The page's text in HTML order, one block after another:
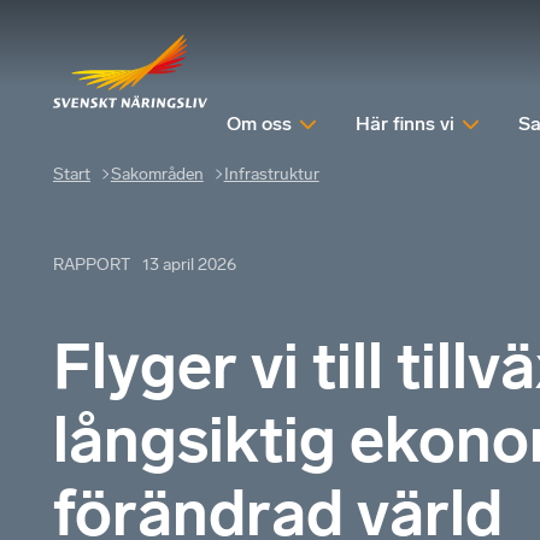
Om oss Här finns vi
Start Sakområden Infrastruktur​
RAPPORT 13 april 2026
Flyger vi till
långsiktig
förändrad värld